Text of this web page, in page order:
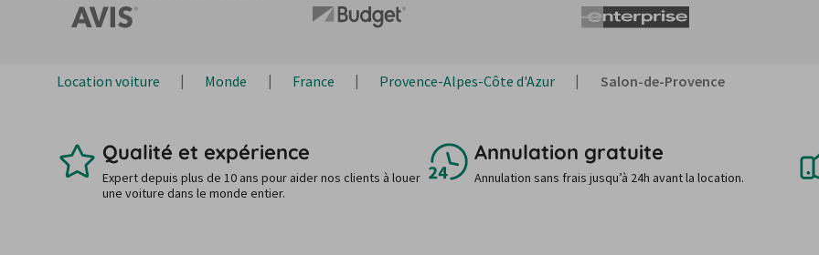
Location voiture Monde France Provence-Alpes-Côte d'Azur Salon-de-Provence
Qualité et expérience
Expert depuis plus de 10 ans pour aider nos clients à louer
une voiture dans le monde entier.
Annulation gratuite
Annulation sans frais jusqu’à 24h avant la location.